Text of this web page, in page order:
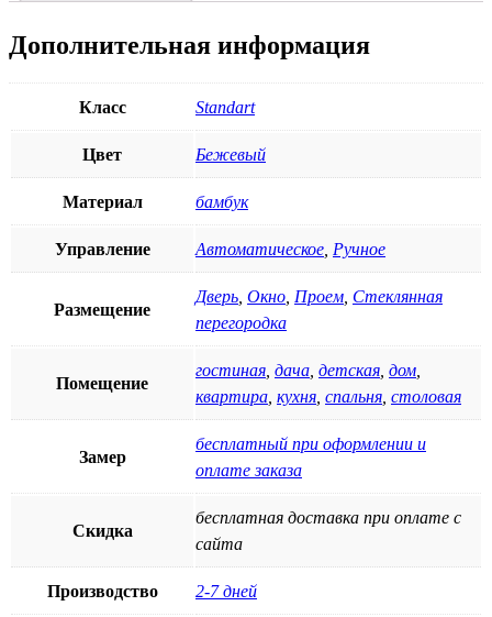
Дополнительная информация
Класс Standart
Цвет Бежевый
Материал бамбук
Управление Автоматическое Ручное
Размещение
Дверь Окно Проем Стеклянная
перегородка
Помещение
гостиная дача детская дом
квартира кухня спальня столовая
Замер
бесплатный при оформлении и
оплате заказа
Скидка
бесплатная доставка при оплате с
сайта
Производство 2-7 дней